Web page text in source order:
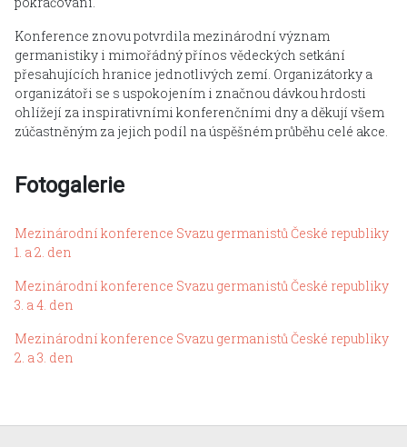
Konference znovu potvrdila mezinárodní význam
germanistiky i mimořádný přínos vědeckých setkání
přesahujících hranice jednotlivých zemí. Organizátorky a
organizátoři se s uspokojením i značnou dávkou hrdosti
ohlížejí za inspirativními konferenčními dny a děkují všem
zúčastněným za jejich podíl na úspěšném průběhu celé akce.
Fotogalerie
Mezinárodní konference Svazu germanistů České republiky
1. a 2. den
Mezinárodní konference Svazu germanistů České republiky
3. a 4. den
Mezinárodní konference Svazu germanistů České republiky
2. a 3. den